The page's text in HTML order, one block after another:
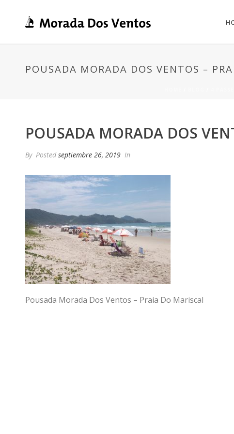
POUSADA MORADA DOS VENTOS –
POUSADA MORADA DOS
By Posted septiembre 26, 2019 In
Pousada Morada Dos Ventos – Praia Do Mariscal